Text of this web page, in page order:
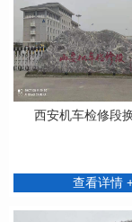
西安机车检修段
查看详情